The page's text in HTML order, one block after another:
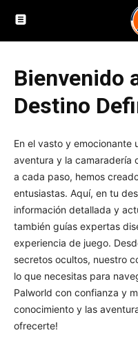
Bienvenido
Destino
En el vasto y emocionante
aventura y la camaradería
a cada paso, hemos
entusiastas. Aquí, en tu
información detallada y
también guías expertas
experiencia de juego.
secretos ocultos, nuestro
lo que necesitas para
Palworld con confianza y
conocimiento y las
ofrecerte!